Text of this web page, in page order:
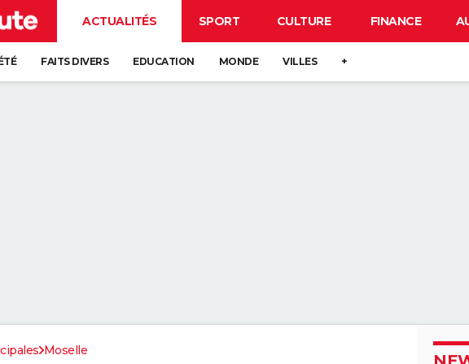
ACTUALITÉS SPORT CULTURE FINANCE
FAITS DIVERS EDUCATION MONDE VILLES +
Moselle